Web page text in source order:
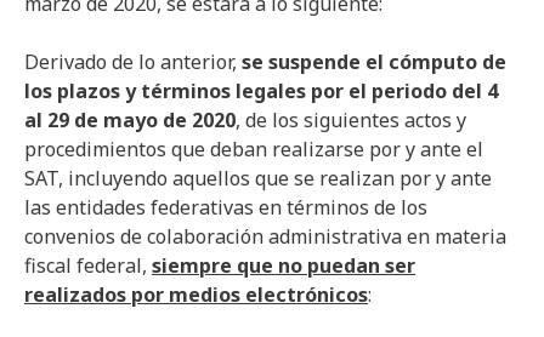
Derivado de lo anterior, se suspende el cómputo de
los plazos y términos legales por el periodo del 4
al 29 de mayo de 2020, de los siguientes actos y
procedimientos que deban realizarse por y ante el
SAT, incluyendo aquellos que se realizan por y ante
las entidades federativas en términos de los
convenios de colaboración administrativa en materia
fiscal federal, siempre que no puedan ser
realizados por medios electrónicos: